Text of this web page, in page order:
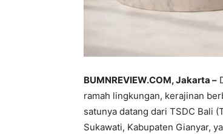
BUMNREVIEW.COM, Jakarta –
ramah lingkungan, kerajinan
satunya datang dari TSDC Bali
Sukawati, Kabupaten Gianyar,